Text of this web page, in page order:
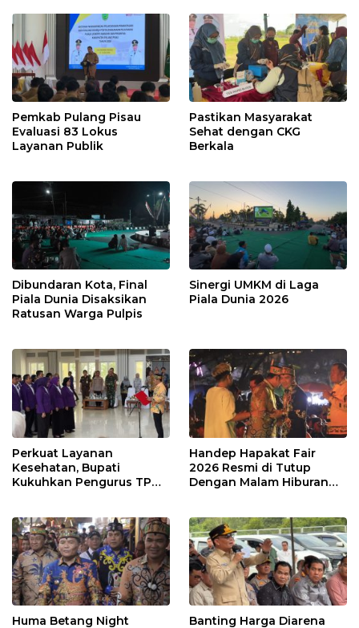
Pemkab Pulang Pisau
Evaluasi 83 Lokus
Layanan Publik
Pastikan Masyarakat
Sehat dengan CKG
Berkala
Dibundaran Kota, Final
Piala Dunia Disaksikan
Ratusan Warga Pulpis
Sinergi UMKM di Laga
Piala Dunia 2026
Perkuat Layanan
Kesehatan, Bupati
Kukuhkan Pengurus TP
Handep Hapakat Fair
2026 Resmi di Tutup
Dengan Malam Hiburan
Huma Betang Night Banting Harga Diarena